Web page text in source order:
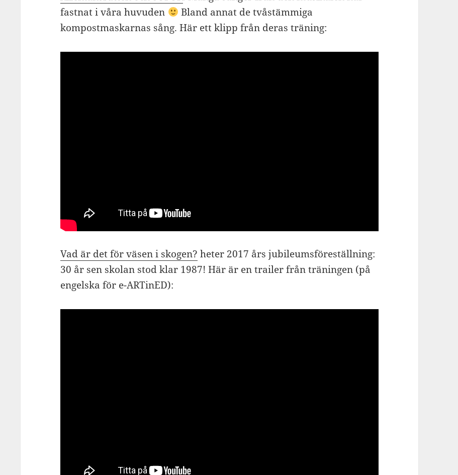
fastnat i våra huvuden
Bland annat de tvåstämmiga
kompostmaskarnas sång. Här ett klipp från deras träning:
Vad är det för väsen i skogen? heter 2017 års jubileumsföreställning:
30 år sen skolan stod klar 1987! Här är en trailer från träningen (på
engelska för e-ARTinED):